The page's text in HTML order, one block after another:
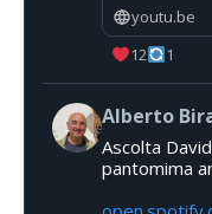
youtu.be
12
1
Alberto
Ascolta
pantomima